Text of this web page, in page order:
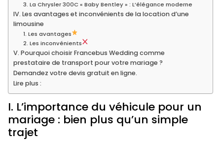
3. La Chrysler 300C « Baby Bentley » : L’élégance moderne
IV. Les avantages et inconvénients de la location d’une
limousine
1. Les avantages
2. Les inconvénients
V. Pourquoi choisir Francebus Wedding comme
prestataire de transport pour votre mariage ?
Demandez votre devis gratuit en ligne.
Lire plus :
I. L’importance du véhicule pour un
mariage : bien plus qu’un simple
trajet